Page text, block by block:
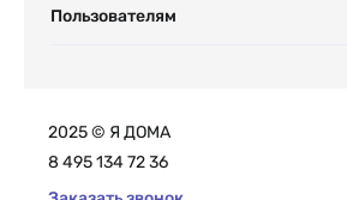
Пользователям
2025 © Я ДОМА
8 495 134 72 36